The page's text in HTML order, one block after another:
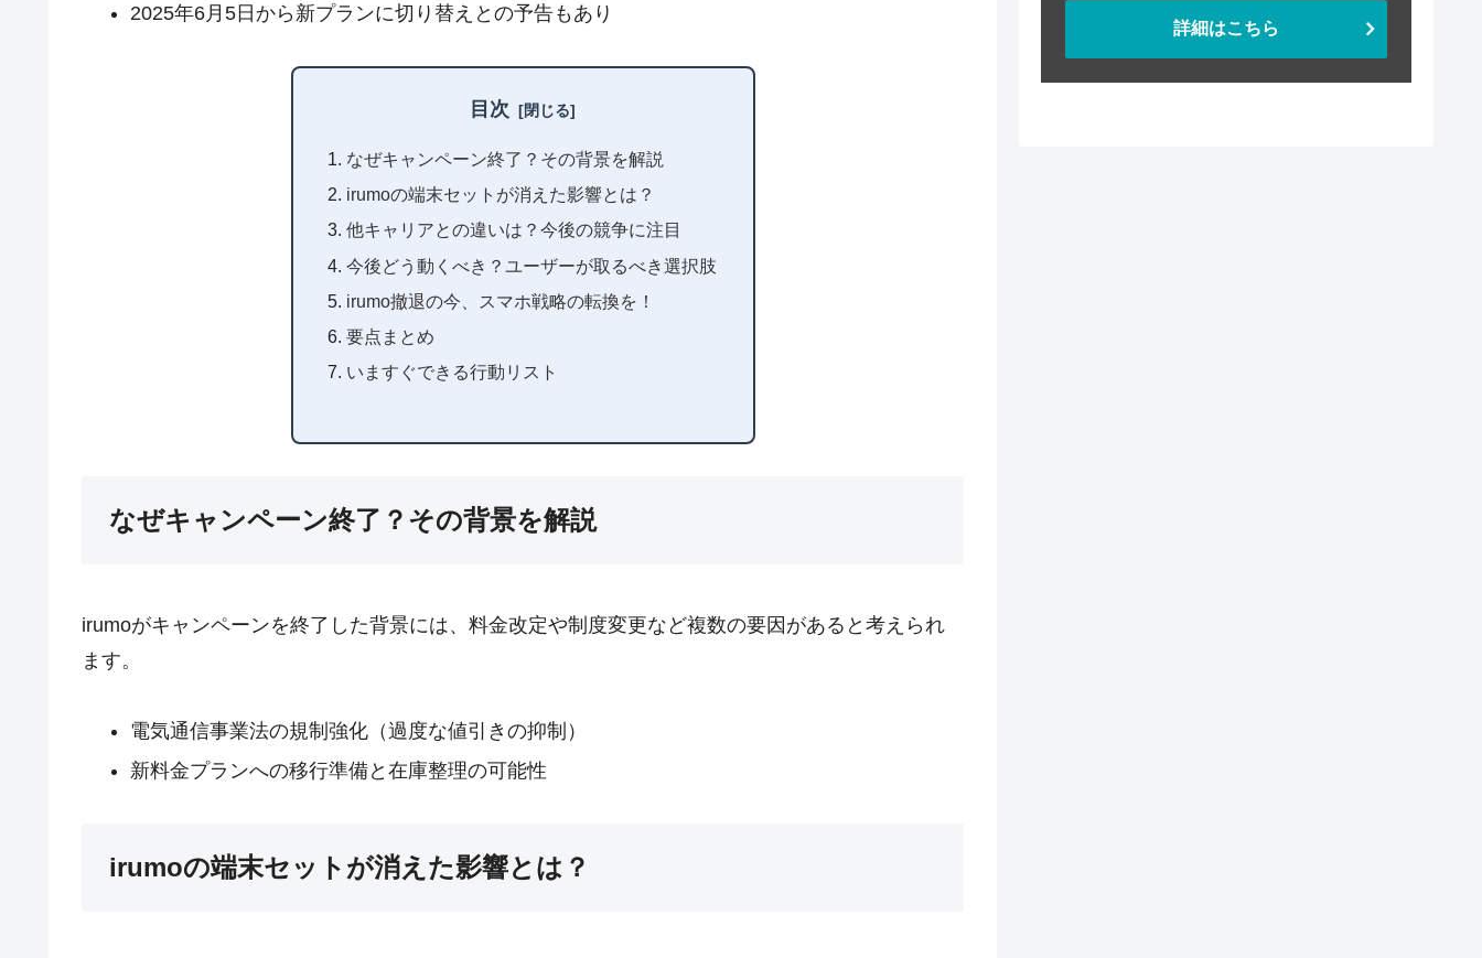
2025年6月5日から新プランに切り替えとの予告もあり
目次
なぜキャンペーン終了？その背景を解説
irumoの端末セットが消えた影響とは？
他キャリアとの違いは？今後の競争に注目
今後どう動くべき？ユーザーが取るべき選択肢
irumo撤退の今、スマホ戦略の転換を！
要点まとめ
いますぐできる行動リスト
なぜキャンペーン終了？その背景を解説
irumoがキャンペーンを終了した背景には、料金改定や制度変更など複数の要因があると考えられ
ます。
電気通信事業法の規制強化（過度な値引きの抑制）
新料金プランへの移行準備と在庫整理の可能性
irumoの端末セットが消えた影響とは？
詳細はこちら